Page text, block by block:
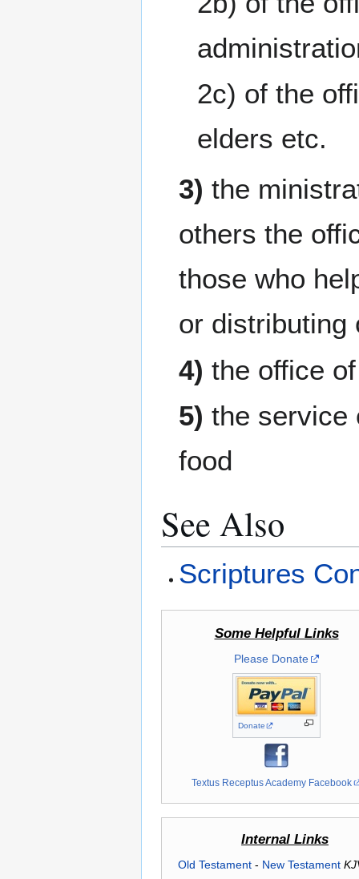
2c) of the
elders etc.
3) the
others the
those who
or distributing
4) the office
5) the service
food
See Also
Scriptures
Some Helpful Links
Please Donate
Donate
Textus Receptus Academy Facebook
Internal Links
Old Testament- New Testament